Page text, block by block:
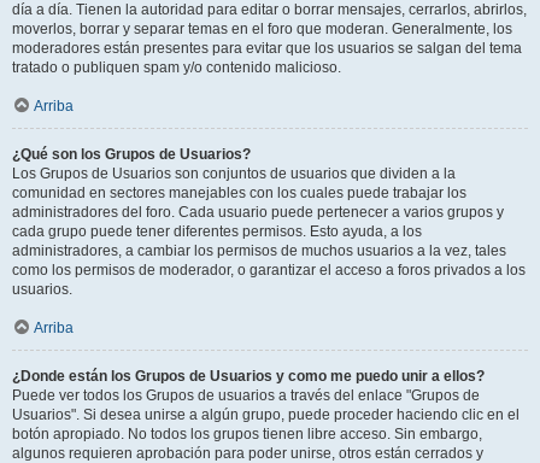
día a día. Tienen la autoridad para editar o borrar mensajes, cerrarlos, abrirlos,
moverlos, borrar y separar temas en el foro que moderan. Generalmente, los
moderadores están presentes para evitar que los usuarios se salgan del tema
tratado o publiquen spam y/o contenido malicioso.
Arriba
¿Qué son los Grupos de Usuarios?
Los Grupos de Usuarios son conjuntos de usuarios que dividen a la
comunidad en sectores manejables con los cuales puede trabajar los
administradores del foro. Cada usuario puede pertenecer a varios grupos y
cada grupo puede tener diferentes permisos. Esto ayuda, a los
administradores, a cambiar los permisos de muchos usuarios a la vez, tales
como los permisos de moderador, o garantizar el acceso a foros privados a los
usuarios.
Arriba
¿Donde están los Grupos de Usuarios y como me puedo unir a ellos?
Puede ver todos los Grupos de usuarios a través del enlace "Grupos de
Usuarios". Si desea unirse a algún grupo, puede proceder haciendo clic en el
botón apropiado. No todos los grupos tienen libre acceso. Sin embargo,
algunos requieren aprobación para poder unirse, otros están cerrados y